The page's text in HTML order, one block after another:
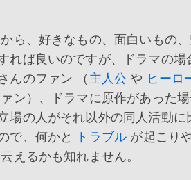
ら、好きなもの、面白いもの
れば良いのですが、ドラマの場
んのファン （ 主人公 や ヒーロ
ン）、ドラマに原作があった
場の人がそれ以外の同人活動に
で、何かと
トラブル が起こり
えるかも知れません。